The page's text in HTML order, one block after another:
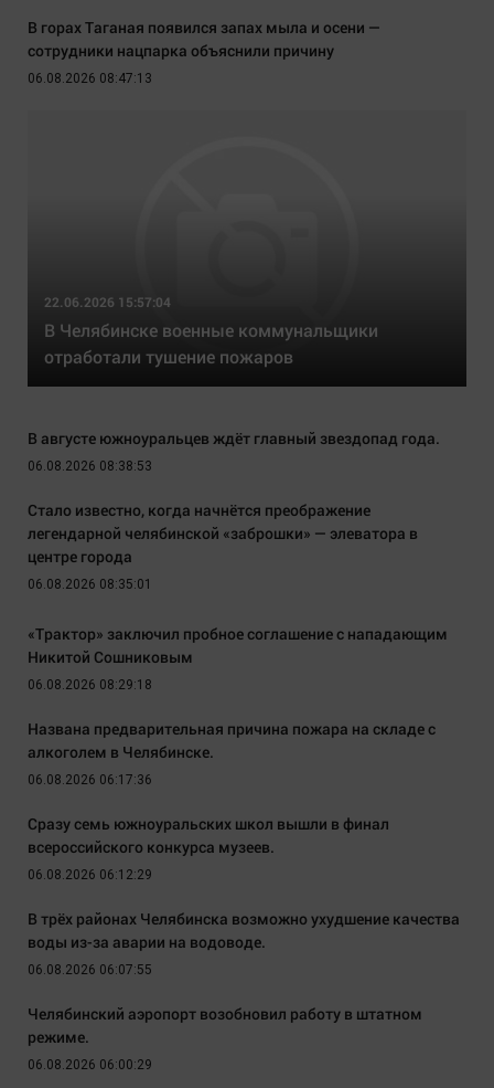
В горах Таганая появился запах мыла и осени —
сотрудники нацпарка объяснили причину
06.08.2026 08:47:13
22.06.2026 15:57:04
В Челябинске военные коммунальщики
отработали тушение пожаров
В августе южноуральцев ждёт главный звездопад года.
06.08.2026 08:38:53
Стало известно, когда начнётся преображение
легендарной челябинской «заброшки» — элеватора в
центре города
06.08.2026 08:35:01
«Трактор» заключил пробное соглашение с нападающим
Никитой Сошниковым
06.08.2026 08:29:18
Названа предварительная причина пожара на складе с
алкоголем в Челябинске.
06.08.2026 06:17:36
Сразу семь южноуральских школ вышли в финал
всероссийского конкурса музеев.
06.08.2026 06:12:29
В трёх районах Челябинска возможно ухудшение качества
воды из-за аварии на водоводе.
06.08.2026 06:07:55
Челябинский аэропорт возобновил работу в штатном
режиме.
06.08.2026 06:00:29